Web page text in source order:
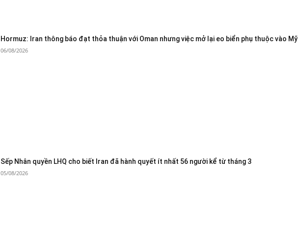
Hormuz: Iran thông báo đạt thỏa thuận với Oman nhưng việc mở lại eo biển phụ thuộc vào Mỹ
06/08/2026
Sếp Nhân quyền LHQ cho biết Iran đã hành quyết ít nhất 56 người kể từ tháng 3
05/08/2026